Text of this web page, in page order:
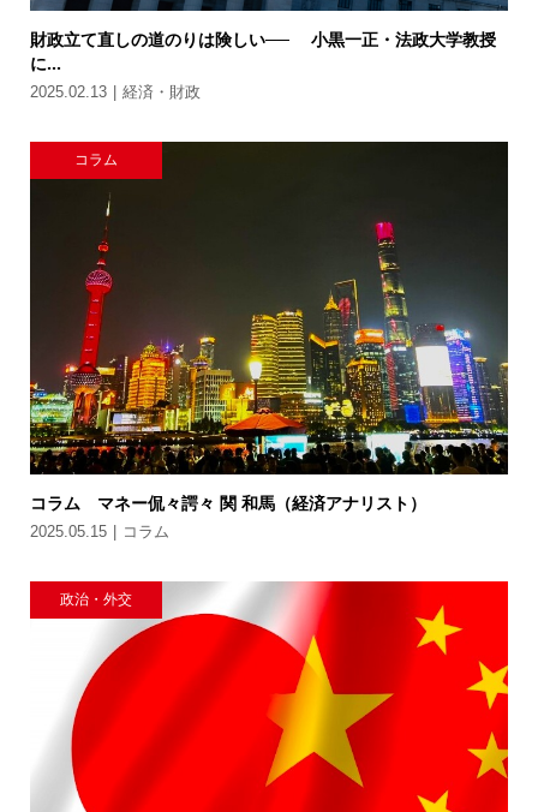
財政立て直しの道のりは険しい── 小黒一正・法政大学教授
に...
2025.02.13 経済・財政
コラム
コラム マネー侃々諤々 関 和馬（経済アナリスト）
2025.05.15 コラム
政治・外交